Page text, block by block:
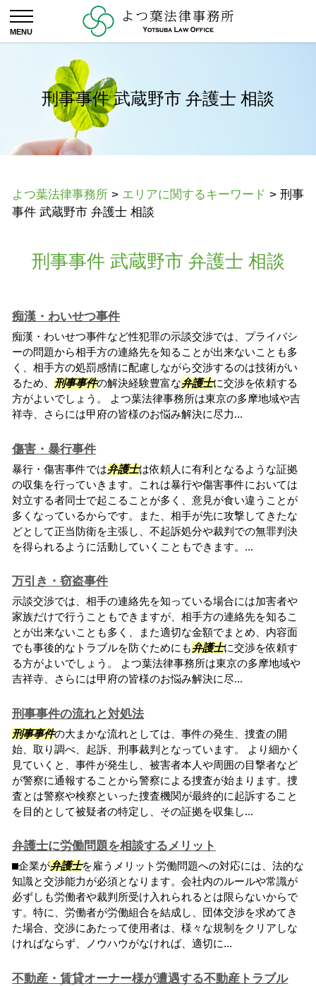
刑事事件 武蔵野市 弁護士 相談
よつ葉法律事務所 > エリアに関するキーワード > 刑事
事件 武蔵野市 弁護士 相談
刑事事件 武蔵野市 弁護士 相談
痴漢・わいせつ事件
痴漢・わいせつ事件など性犯罪の示談交渉では、プライバシ
ーの問題から相手方の連絡先を知ることが出来ないことも多
く、相手方の処罰感情に配慮しながら交渉するのは技術がい
るため、 刑事事件の解決経験豊富な弁護士に交渉を依頼する
方がよいでしょう。 よつ葉法律事務所は東京の多摩地域や吉
祥寺、さらには甲府の皆様のお悩み解決に尽力...
傷害・暴行事件
暴行・傷害事件では弁護士は依頼人に有利となるような証拠
の収集を行っていきます。これは暴行や傷害事件においては
対立する者同士で起こることが多く、意見が食い違うことが
多くなっているからです。また、相手が先に攻撃してきたな
どとして正当防衛を主張し、不起訴処分や裁判での無罪判決
を得られるように活動していくこともできます。...
万引き・窃盗事件
示談交渉では、相手の連絡先を知っている場合には加害者や
家族だけで行うこともできますが、相手方の連絡先を知るこ
とが出来ないことも多く、また適切な金額でまとめ、内容面
でも事後的なトラブルを防ぐためにも弁護士に交渉を依頼す
る方がよいでしょう。 よつ葉法律事務所は東京の多摩地域や
吉祥寺、さらには甲府の皆様のお悩み解決に尽...
刑事事件の流れと対処法
刑事事件の大まかな流れとしては、事件の発生、捜査の開
始、取り調べ、起訴、刑事裁判となっています。 より細かく
見ていくと、事件が発生し、被害者本人や周囲の目撃者など
が警察に通報することから警察による捜査が始まります。捜
査とは警察や検察といった捜査機関が最終的に起訴すること
を目的として被疑者の特定し、その証拠を収集し...
弁護士に労働問題を相談するメリット
⬛︎企業が弁護士を雇うメリット労働問題への対応には、法的な
知識と交渉能力が必須となります。会社内のルールや常識が
必ずしも労働者や裁判所受け入れられるとは限らないからで
す。特に、労働者が労働組合を結成し、団体交渉を求めてき
た場合、交渉にあたって使用者は、様々な規制をクリアしな
ければならず、ノウハウがなければ、適切に...
不動産・賃貸オーナー様が遭遇する不動産トラブル